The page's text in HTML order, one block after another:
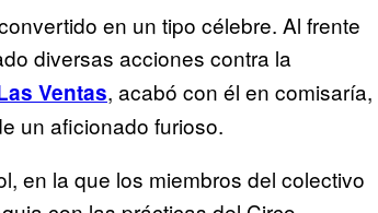
en un tipo célebre. Al frente
diversas acciones contra la
Ventas, acabó con él en comisaría,
un aficionado furioso.
en la que los miembros del colectivo